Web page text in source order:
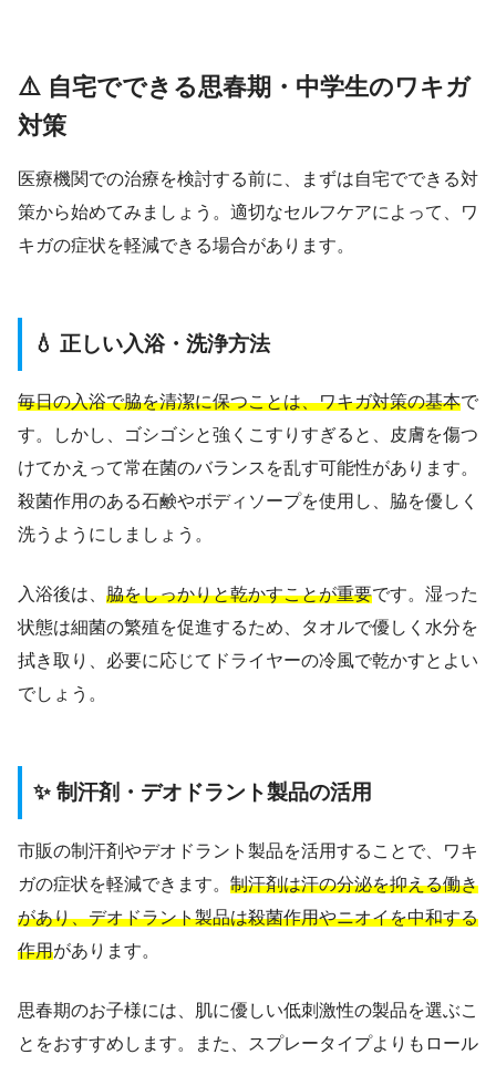
⚠️ 自宅でできる思春期・中学生のワキガ
対策
医療機関での治療を検討する前に、まずは自宅でできる対
策から始めてみましょう。適切なセルフケアによって、ワ
キガの症状を軽減できる場合があります。
💧 正しい入浴・洗浄方法
毎日の入浴で脇を清潔に保つことは、ワキガ対策の基本で
す。しかし、ゴシゴシと強くこすりすぎると、皮膚を傷つ
けてかえって常在菌のバランスを乱す可能性があります。
殺菌作用のある石鹸やボディソープを使用し、脇を優しく
洗うようにしましょう。
入浴後は、 脇をしっかりと乾かすことが重要です。湿った
状態は細菌の繁殖を促進するため、タオルで優しく水分を
拭き取り、必要に応じてドライヤーの冷風で乾かすとよい
でしょう。
✨ 制汗剤・デオドラント製品の活用
市販の制汗剤やデオドラント製品を活用することで、ワキ
ガの症状を軽減できます。 制汗剤は汗の分泌を抑える働き
があり、デオドラント製品は殺菌作用やニオイを中和する
作用があります。
思春期のお子様には、肌に優しい低刺激性の製品を選ぶこ
とをおすすめします。また、スプレータイプよりもロール